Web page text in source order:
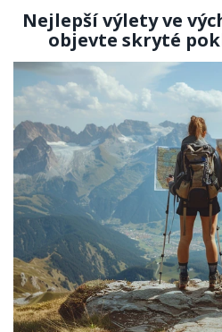
Nejlepší výlety ve
objevte skryté